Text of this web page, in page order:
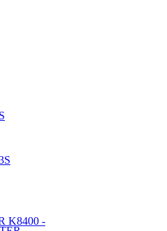
K8400 -